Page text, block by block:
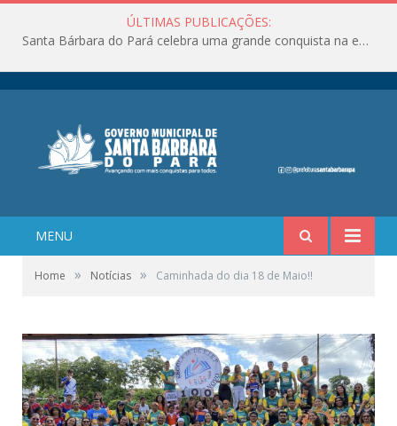
ÚLTIMAS PUBLICAÇÕES:
Santa Bárbara do Pará celebra uma grande conquista na educação!
MENU
Home » Notícias » Caminhada do dia 18 de Maio!!